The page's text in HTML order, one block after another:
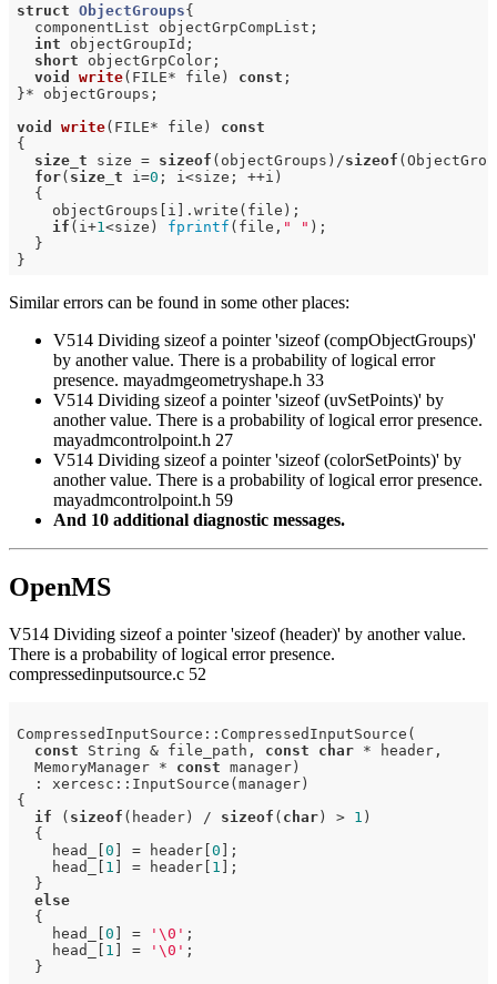
struct ObjectGroups{
  componentList objectGrpCompList;
int objectGroupId;
short objectGrpColor;
void
write(FILE* file) const ;
}* objectGroups;
void
write(FILE* file)
const
{
size_t size = sizeof (objectGroups)/sizeof
for( size_t i=0 ; i<size; ++i)
  {
    objectGroups[i].write(file);
if (i+1 <size) fprintf (file, " " );
  }
Similar errors can be found in some other places:
V514 Dividing sizeof a pointer 'sizeof (compObjectGroups)'
by another value. There is a probability of logical error
presence. mayadmgeometryshape.h 33
V514 Dividing sizeof a pointer 'sizeof (uvSetPoints)' by
another value. There is a probability of logical error presence.
mayadmcontrolpoint.h 27
V514 Dividing sizeof a pointer 'sizeof (colorSetPoints)' by
another value. There is a probability of logical error presence.
mayadmcontrolpoint.h 59
And 10 additional diagnostic messages.
OpenMS
V514 Dividing sizeof a pointer 'sizeof (header)' by another value.
There is a probability of logical error presence.
compressedinputsource.c 52
CompressedInputSource::CompressedInputSource(
const String & file_path, const char * header,
  MemoryManager *
const manager)
  : xercesc::InputSource(manager)
{
if ( sizeof (header) / sizeof ( char) > 1 )
  {
    head_[
0 ] = header[ 0 ];
    head_[
1 ] = header[ 1 ];
  }
else
  {
    head_[
0 ] = '\0' ;
    head_[
1 ] = '\0' ;
  }